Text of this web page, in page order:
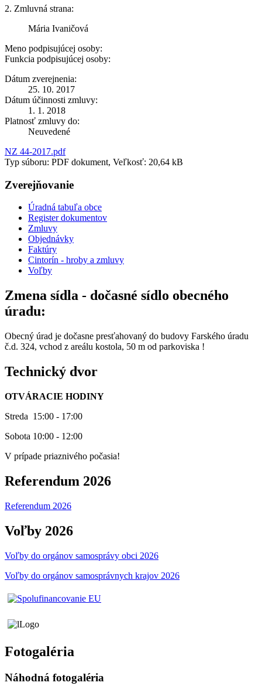
2. Zmluvná strana:
Mária Ivaničová
Meno podpisujúcej osoby:
Funkcia podpisujúcej osoby:
Dátum zverejnenia:
25. 10. 2017
Dátum účinnosti zmluvy:
1. 1. 2018
Platnosť zmluvy do:
Neuvedené
NZ 44-2017.pdf
Typ súboru: PDF dokument, Veľkosť: 20,64 kB
Zverejňovanie
Úradná tabuľa obce
Register dokumentov
Zmluvy
Objednávky
Faktúry
Cintorín - hroby a zmluvy
Voľby
Zmena sídla - dočasné sídlo obecného
úradu:
Obecný úrad je dočasne presťahovaný do budovy Farského úradu
č.d. 324, vchod z areálu kostola, 50 m od parkoviska !
Technický dvor
OTVÁRACIE HODINY
Streda 15:00 - 17:00
Sobota 10:00 - 12:00
V prípade priaznivého počasia!
Referendum 2026
Referendum 2026
Voľby 2026
Voľby do orgánov samosprávy obci 2026
Voľby do orgánov samosprávnych krajov 2026
Fotogaléria
Náhodná fotogaléria